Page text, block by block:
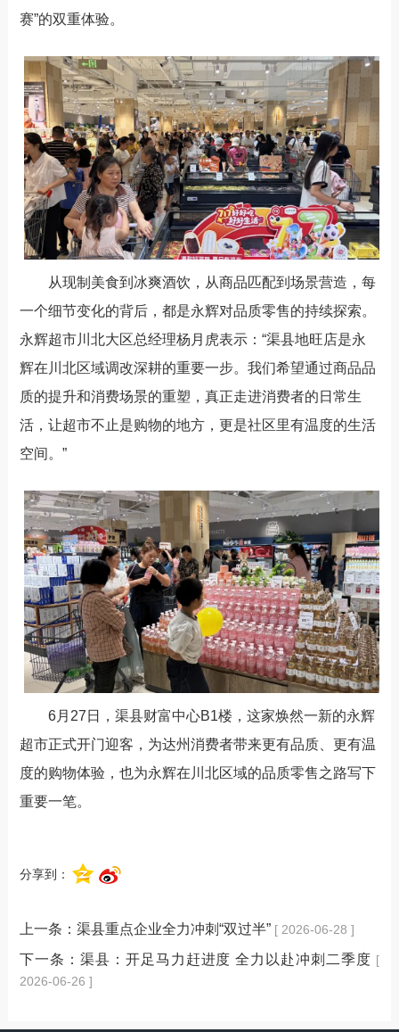
赛”的双重体验。
从现制美食到冰爽酒饮，从商品匹配到场景营造，每
一个细节变化的背后，都是永辉对品质零售的持续探索。
永辉超市川北大区总经理杨月虎表示： “渠县地旺店是永
辉在川北区域调改深耕的重要一步。我们希望通过商品品
质的提升和消费场景的重塑，真正走进消费者的日常生
活，让超市不止是购物的地方，更是社区里有温度的生活
空间。 ”
6月 27 日，渠县财富中心B1楼，这家焕然一新的永辉
超市正式开门迎客，为达州消费者带来更有品质、更有温
度的购物体验，也为永辉在川北区域的品质零售之路写下
重要一笔。
分享到：
上一条： 渠县重点企业全力冲刺“双过半” [ 2026-06-28 ]
下一条： 渠县：开足马力赶进度 全力以赴冲刺二季度 [
2026-06-26 ]